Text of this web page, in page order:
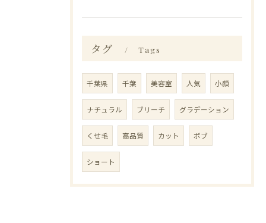
タグ Tags
千葉県 千葉 美容室 人気 小顔
ナチュラル ブリーチ グラデーション
くせ毛 高品質 カット ボブ
ショート